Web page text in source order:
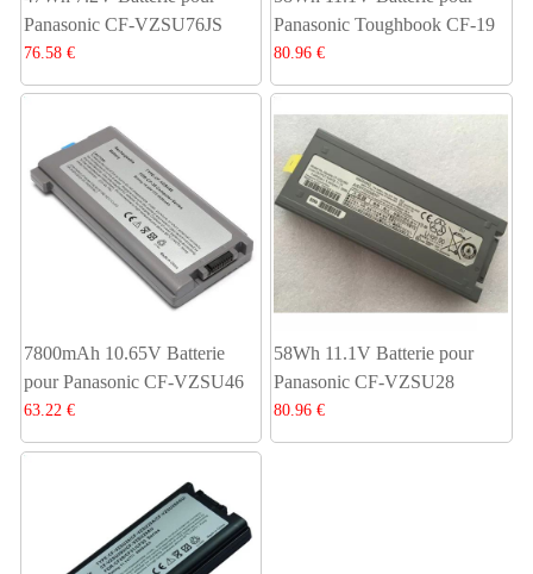
Panasonic CF-VZSU76JS
76.58 €
Panasonic Toughbook CF-19
80.96 €
7800mAh 10.65V Batterie
pour Panasonic CF-VZSU46
63.22 €
58Wh 11.1V Batterie pour
Panasonic CF-VZSU28
80.96 €